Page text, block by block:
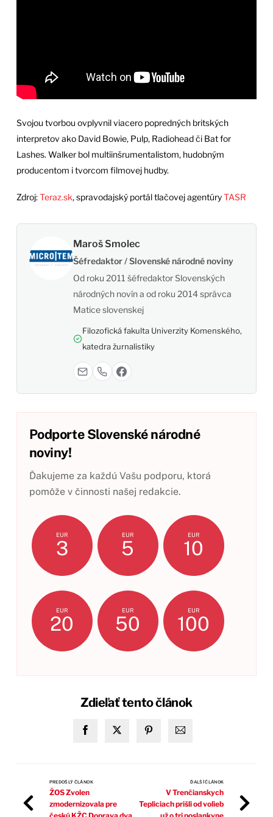
Svojou tvorbou ovplyvnil viacero popredných britských
interpretov ako David Bowie, Pulp, Radiohead či Bat for
Lashes. Walker bol multiinšrumentalistom, hudobným
producentom i tvorcom filmovej hudby.
Zdroj:Teraz.sk, spravodajský portál tlačovej agentúryTASR
Maroš Smolec
Šéfredaktor / Slovenské národné noviny
Od roku 2011 šéfredaktor Slovenských
národných novín a od roku 2014 správca
Matice slovenskej
Filozofická fakulta Univerzity Komenského,
katedra žurnalistiky
Podporte Slovenské národné
noviny!
Ďakujeme za každú Vašu podporu, ktorá
pomôže v činnosti našej redakcie.
EUR
3
EUR
5
EUR
10
EUR
20
EUR
50
EUR
100
Zdieľať tento článok
PREDOŠLÝ ČLÁNOK
ŽOS Zvolen
zmodernizovala pre
ĎALŠÍ ČLÁNOK
V Trenčianskych
Tepliciach prišli od volieb